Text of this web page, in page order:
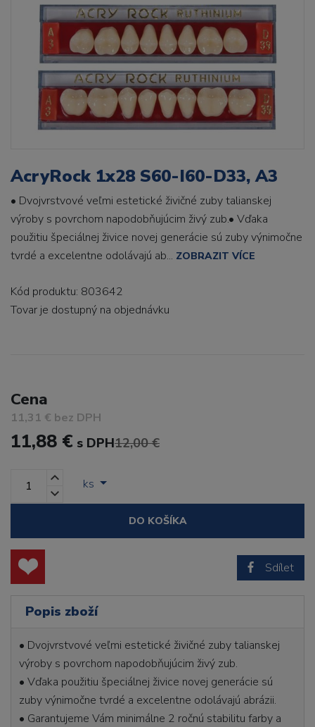
AcryRock 1x28 S60-I60-D33, A3
• Dvojvrstvové veľmi estetické živičné zuby talianskej
výroby s povrchom napodobňujúcim živý zub.• Vďaka
použitiu špeciálnej živice novej generácie sú zuby výnimočne
tvrdé a excelentne odolávajú ab... ZOBRAZIT VÍCE
Kód produktu: 803642
Tovar je dostupný na objednávku
Cena
11,31 € bez DPH
11,88 € s DPH12,00 €
ks
DO KOŠÍKA
Sdílet
Popis zboží
• Dvojvrstvové veľmi estetické živičné zuby talianskej
výroby s povrchom napodobňujúcim živý zub.
• Vďaka použitiu špeciálnej živice novej generácie sú
zuby výnimočne tvrdé a excelentne odolávajú abrázii.
• Garantujeme Vám minimálne 2 ročnú stabilitu farby a